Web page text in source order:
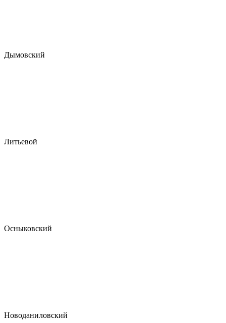
Дымовский
Литьевой
Осныковский
Новоданиловский